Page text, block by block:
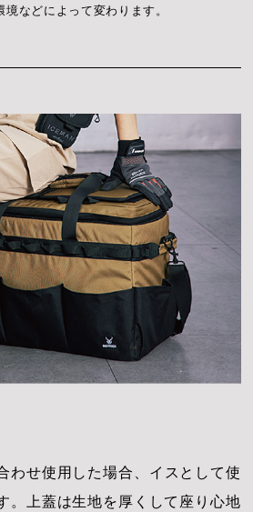
などによって変わります。
わせ使用した場合、イスとして使
。上蓋は生地を厚くして座り心地